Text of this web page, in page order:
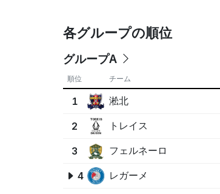
各グループの順位
グループA
順位 チーム
1 淞北
2 トレイス
3 フェルネーロ
4 レガーメ